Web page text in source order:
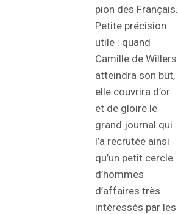
pion des Français.
Petite précision
utile : quand
Camille de Willers
atteindra son but,
elle couvrira d’or
et de gloire le
grand journal qui
l’a recrutée ainsi
qu’un petit cercle
d’hommes
d’affaires très
intéressés par les